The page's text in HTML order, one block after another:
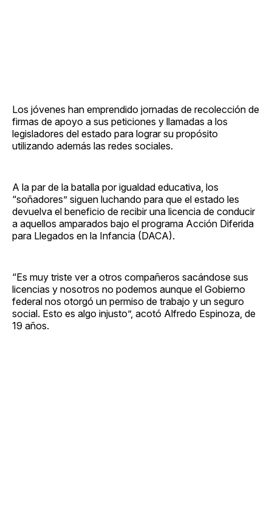
Los jóvenes han emprendido jornadas de recolección de
firmas de apoyo a sus peticiones y llamadas a los
legisladores del estado para lograr su propósito
utilizando además las redes sociales.
A la par de la batalla por igualdad educativa, los
“soñadores” siguen luchando para que el estado les
devuelva el beneficio de recibir una licencia de conducir
a aquellos amparados bajo el programa Acción Diferida
para Llegados en la Infancia (DACA).
“Es muy triste ver a otros compañeros sacándose sus
licencias y nosotros no podemos aunque el Gobierno
federal nos otorgó un permiso de trabajo y un seguro
social. Esto es algo injusto”, acotó Alfredo Espinoza, de
19 años.